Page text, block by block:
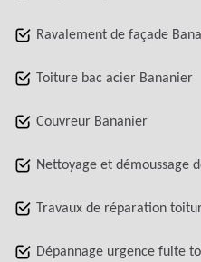
Ravalement de façade
Toiture bac acier Bananier
Couvreur Bananier
Nettoyage et démoussage
Travaux de réparation
Dépannage urgence fuite